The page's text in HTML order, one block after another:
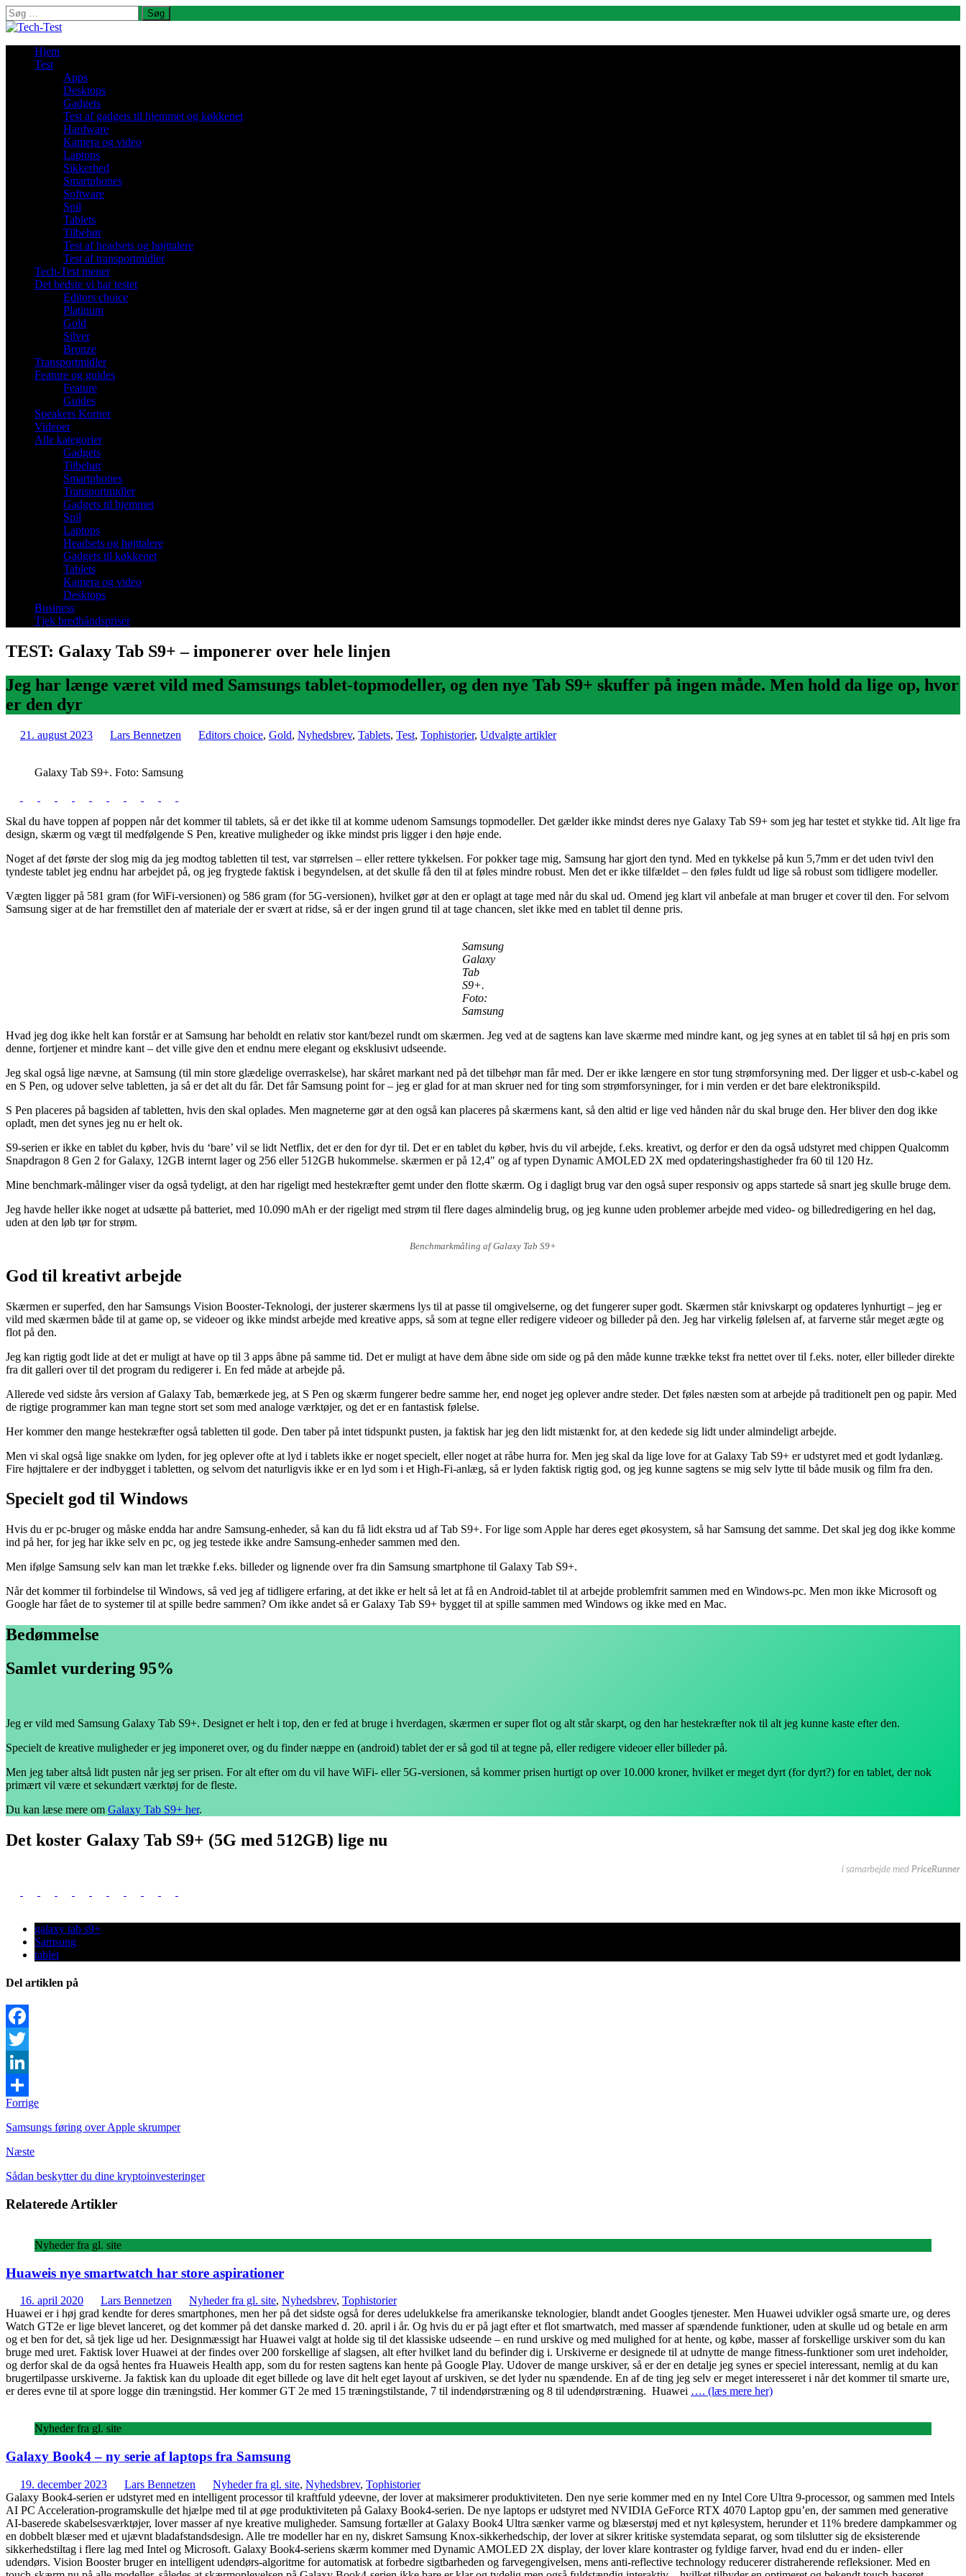
Søg
efter:
Hjem
Test
Apps
Desktops
Gadgets
Test af gadgets til hjemmet og køkkenet
Hardware
Kamera og video
Laptops
Sikkerhed
Smartphones
Software
Spil
Tablets
Tilbehør
Test af headsets og højttalere
Test af transportmidler
Tech-Test mener
Det bedste vi har testet
Editors choice
Platinum
Gold
Silver
Bronze
Transportmidler
Feature og guides
Feature
Guides
Speakers Korner
Videoer
Alle kategorier
Gadgets
Tilbehør
Smartphones
Transportmidler
Gadgets til hjemmet
Spil
Laptops
Headsets og højttalere
Gadgets til køkkenet
Tablets
Kamera og video
Desktops
Business
Tjek bredbåndspriser
TEST: Galaxy Tab S9+ – imponerer over hele linjen
Jeg har længe været vild med Samsungs tablet-topmodeller, og den nye Tab S9+ skuffer på ingen måde. Men hold da lige op, hvor
er den dyr
21. august 2023 Lars Bennetzen Editors choice, Gold, Nyhedsbrev, Tablets, Test, Tophistorier, Udvalgte artikler
Galaxy Tab S9+. Foto: Samsung
Skal du have toppen af poppen når det kommer til tablets, så er det ikke til at komme udenom Samsungs topmodeller. Det gælder ikke mindst deres nye Galaxy Tab S9+ som jeg har testet et stykke tid. Alt lige fra
design, skærm og vægt til medfølgende S Pen, kreative muligheder og ikke mindst pris ligger i den høje ende.
Noget af det første der slog mig da jeg modtog tabletten til test, var størrelsen – eller rettere tykkelsen. For pokker tage mig, Samsung har gjort den tynd. Med en tykkelse på kun 5,7mm er det uden tvivl den
tyndeste tablet jeg endnu har arbejdet på, og jeg frygtede faktisk i begyndelsen, at det skulle få den til at føles mindre robust. Men det er ikke tilfældet – den føles fuldt ud lige så robust som tidligere modeller.
Vægten ligger på 581 gram (for WiFi-versionen) og 586 gram (for 5G-versionen), hvilket gør at den er oplagt at tage med når du skal ud. Omend jeg klart vil anbefale at man bruger et cover til den. For selvom
Samsung siger at de har fremstillet den af materiale der er svært at ridse, så er der ingen grund til at tage chancen, slet ikke med en tablet til denne pris.
Samsung
Galaxy
Tab
S9+.
Foto:
Samsung
Hvad jeg dog ikke helt kan forstår er at Samsung har beholdt en relativ stor kant/bezel rundt om skærmen. Jeg ved at de sagtens kan lave skærme med mindre kant, og jeg synes at en tablet til så høj en pris som
denne, fortjener et mindre kant – det ville give den et endnu mere elegant og eksklusivt udseende.
Jeg skal også lige nævne, at Samsung (til min store glædelige overraskelse), har skåret markant ned på det tilbehør man får med. Der er ikke længere en stor tung strømforsyning med. Der ligger et usb-c-kabel og
en S Pen, og udover selve tabletten, ja så er det alt du får. Det får Samsung point for – jeg er glad for at man skruer ned for ting som strømforsyninger, for i min verden er det bare elektronikspild.
S Pen placeres på bagsiden af tabletten, hvis den skal oplades. Men magneterne gør at den også kan placeres på skærmens kant, så den altid er lige ved hånden når du skal bruge den. Her bliver den dog ikke
opladt, men det synes jeg nu er helt ok.
S9-serien er ikke en tablet du køber, hvis du ‘bare’ vil se lidt Netflix, det er den for dyr til. Det er en tablet du køber, hvis du vil arbejde, f.eks. kreativt, og derfor er den da også udstyret med chippen Qualcomm
Snapdragon 8 Gen 2 for Galaxy, 12GB internt lager og 256 eller 512GB hukommelse. skærmen er på 12,4″ og af typen Dynamic AMOLED 2X med opdateringshastigheder fra 60 til 120 Hz.
Mine benchmark-målinger viser da også tydeligt, at den har rigeligt med hestekræfter gemt under den flotte skærm. Og i dagligt brug var den også super responsiv og apps startede så snart jeg skulle bruge dem.
Jeg havde heller ikke noget at udsætte på batteriet, med 10.090 mAh er der rigeligt med strøm til flere dages almindelig brug, og jeg kunne uden problemer arbejde med video- og billedredigering en hel dag,
uden at den løb tør for strøm.
Benchmarkmåling af Galaxy Tab S9+
God til kreativt arbejde
Skærmen er superfed, den har Samsungs Vision Booster-Teknologi, der justerer skærmens lys til at passe til omgivelserne, og det fungerer super godt. Skærmen står knivskarpt og opdateres lynhurtigt – jeg er
vild med skærmen både til at game op, se videoer og ikke mindst arbejde med kreative apps, så som at tegne eller redigere videoer og billeder på den. Jeg har virkelig følelsen af, at farverne står meget ægte og
flot på den.
Jeg kan rigtig godt lide at det er muligt at have op til 3 apps åbne på samme tid. Det er muligt at have dem åbne side om side og på den måde kunne trække tekst fra nettet over til f.eks. noter, eller billeder direkte
fra dit galleri over til det program du redigerer i. En fed måde at arbejde på.
Allerede ved sidste års version af Galaxy Tab, bemærkede jeg, at S Pen og skærm fungerer bedre samme her, end noget jeg oplever andre steder. Det føles næsten som at arbejde på traditionelt pen og papir. Med
de rigtige programmer kan man tegne stort set som med analoge værktøjer, og det er en fantastisk følelse.
Her kommer den mange hestekræfter også tabletten til gode. Den taber på intet tidspunkt pusten, ja faktisk har jeg den lidt mistænkt for, at den kedede sig lidt under almindeligt arbejde.
Men vi skal også lige snakke om lyden, for jeg oplever ofte at lyd i tablets ikke er noget specielt, eller noget at råbe hurra for. Men jeg skal da lige love for at Galaxy Tab S9+ er udstyret med et godt lydanlæg.
Fire højttalere er der indbygget i tabletten, og selvom det naturligvis ikke er en lyd som i et High-Fi-anlæg, så er lyden faktisk rigtig god, og jeg kunne sagtens se mig selv lytte til både musik og film fra den.
Specielt god til Windows
Hvis du er pc-bruger og måske endda har andre Samsung-enheder, så kan du få lidt ekstra ud af Tab S9+. For lige som Apple har deres eget økosystem, så har Samsung det samme. Det skal jeg dog ikke komme
ind på her, for jeg har ikke selv en pc, og jeg testede ikke andre Samsung-enheder sammen med den.
Men ifølge Samsung selv kan man let trække f.eks. billeder og lignende over fra din Samsung smartphone til Galaxy Tab S9+.
Når det kommer til forbindelse til Windows, så ved jeg af tidligere erfaring, at det ikke er helt så let at få en Android-tablet til at arbejde problemfrit sammen med en Windows-pc. Men mon ikke Microsoft og
Google har fået de to systemer til at spille bedre sammen? Om ikke andet så er Galaxy Tab S9+ bygget til at spille sammen med Windows og ikke med en Mac.
Bedømmelse
Samlet vurdering 95%
Jeg er vild med Samsung Galaxy Tab S9+. Designet er helt i top, den er fed at bruge i hverdagen, skærmen er super flot og alt står skarpt, og den har hestekræfter nok til alt jeg kunne kaste efter den.
Specielt de kreative muligheder er jeg imponeret over, og du finder næppe en (android) tablet der er så god til at tegne på, eller redigere videoer eller billeder på.
Men jeg taber altså lidt pusten når jeg ser prisen. For alt efter om du vil have WiFi- eller 5G-versionen, så kommer prisen hurtigt op over 10.000 kroner, hvilket er meget dyrt (for dyrt?) for en tablet, der nok
primært vil være et sekundært værktøj for de fleste.
Du kan læse mere om Galaxy Tab S9+ her.
Det koster Galaxy Tab S9+ (5G med 512GB) lige nu
i samarbejde med PriceRunner
galaxy tab s9+
Samsung
tablet
Del artiklen på
Facebook
Twitter
LinkedIn
Share
Forrige
Samsungs føring over Apple skrumper
Næste
Sådan beskytter du dine kryptoinvesteringer
Relaterede Artikler
Nyheder fra gl. site
Huaweis nye smartwatch har store aspirationer
16. april 2020 Lars Bennetzen Nyheder fra gl. site, Nyhedsbrev, Tophistorier
Huawei er i høj grad kendte for deres smartphones, men her på det sidste også for deres udelukkelse fra amerikanske teknologier, blandt andet Googles tjenester. Men Huawei udvikler også smarte ure, og deres
Watch GT2e er lige blevet lanceret, og det kommer på det danske marked d. 20. april i år. Og hvis du er på jagt efter et flot smartwatch, med masser af spændende funktioner, uden at skulle ud og betale en arm
og et ben for det, så tjek lige ud her. Designmæssigt har Huawei valgt at holde sig til det klassiske udseende – en rund urskive og med mulighed for at hente, og købe, masser af forskellige urskiver som du kan
bruge med uret. Faktisk lover Huawei at der findes over 200 forskellige af slagsen, alt efter hvilket land du befinder dig i. Urskiverne er designede til at udnytte de mange fitness-funktioner som uret indeholder,
og derfor skal de da også hentes fra Huaweis Health app, som du for resten sagtens kan hente på Google Play. Udover de mange urskiver, så er der en detalje jeg synes er speciel interessant, nemlig at du kan
brugertilpasse urskiverne. Ja faktisk kan du uploade dit eget billede og lave dit helt eget layout af urskiven, se det lyder nu spændende. En af de ting jeg selv er meget interesseret i når det kommer til smarte ure,
er deres evne til at spore logge din træningstid. Her kommer GT 2e med 15 træningstilstande, 7 til indendørstræning og 8 til udendørstræning. Huawei …. (læs mere her)
Nyheder fra gl. site
Galaxy Book4 – ny serie af laptops fra Samsung
19. december 2023 Lars Bennetzen Nyheder fra gl. site, Nyhedsbrev, Tophistorier
Galaxy Book4-serien er udstyret med en intelligent processor til kraftfuld ydeevne, der lover at maksimerer produktiviteten. Den nye serie kommer med en ny Intel Core Ultra 9-processor, og sammen med Intels
AI PC Acceleration-programskulle det hjælpe med til at øge produktiviteten på Galaxy Book4-serien. De nye laptops er udstyret med NVIDIA GeForce RTX 4070 Laptop gpu’en, der sammen med generative
AI-baserede skabelsesværktøjer, lover masser af nye kreative muligheder. Samsung fortæller at Galaxy Book4 Ultra sænker varme og blæserstøj med et nyt kølesystem, herunder et 11% bredere dampkammer og
en dobbelt blæser med et ujævnt bladafstandsdesign. Alle tre modeller har en ny, diskret Samsung Knox-sikkerhedschip, der lover at sikrer kritiske systemdata separat, og som tilslutter sig de eksisterende
sikkerhedstiltag i flere lag med Intel og Microsoft. Galaxy Book4-seriens skærm kommer med Dynamic AMOLED 2X display, der lover klare kontraster og fyldige farver, hvad end du er inden- eller
udendørs. Vision Booster bruger en intelligent udendørs-algoritme for automatisk at forbedre sigtbarheden og farvegengivelsen, mens anti-reflective technology reducerer distraherende refleksioner. Med en